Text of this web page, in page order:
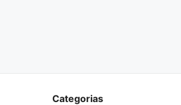
Categorias